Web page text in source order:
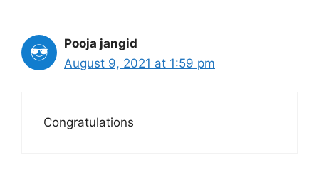
Pooja jangid
August 9, 2021 at 1:59 pm
Congratulations